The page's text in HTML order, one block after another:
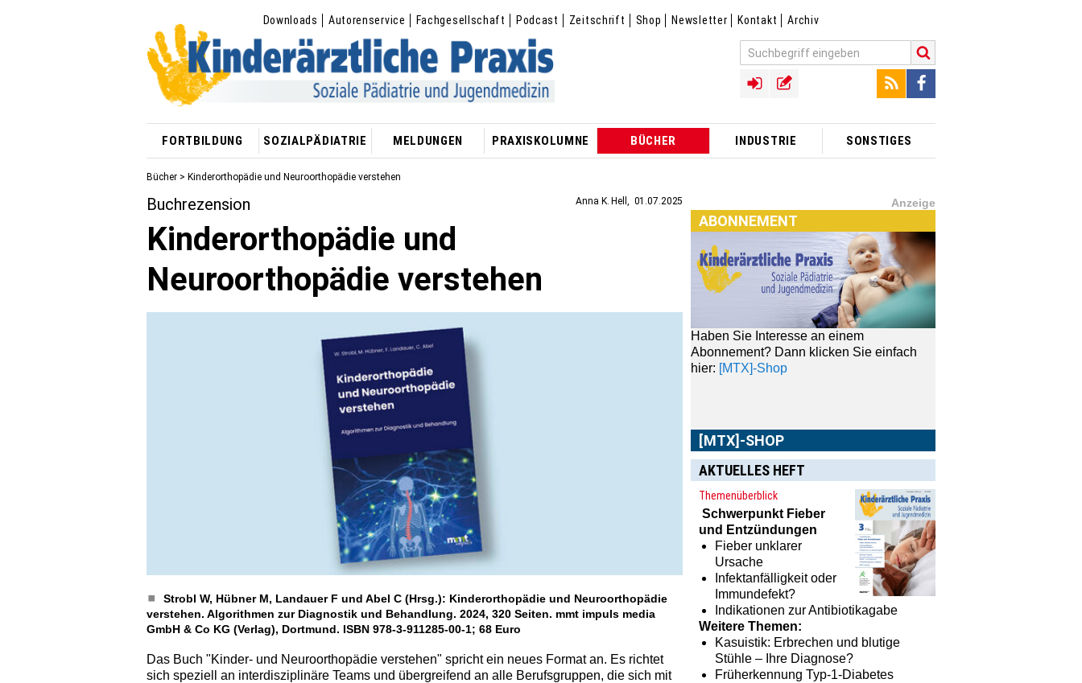
Downloads Autorenservice Fachgesellschaft Podcast Zeitschrift Shop Newsletter Kontakt Archiv
FORTBILDUNG SOZIALPÄDIATRIE MELDUNGEN PRAXISKOLUMNE BÜCHER INDUSTRIE SONSTIGES
Bücher > Kinderorthopädie und Neuroorthopädie verstehen
Anna K. Hell 01.07.2025
Buchrezension
Kinderorthopädie und
Neuroorthopädie verstehen
Strobl W, Hübner M, Landauer F und Abel C (Hrsg.): Kinderorthopädie und Neuro­orthopädie
verstehen. Algorithmen zur Diagnostik und Behandlung. 2024, 320 Seiten. mmt impuls media
GmbH & Co KG (Verlag), Dortmund. ISBN 978-3-911285-00-1; 68 Euro
Das Buch "Kinder- und Neuroorthopädie verstehen" spricht ein neues Format an. Es richtet
sich speziell an interdisziplinäre Teams und übergreifend an alle Berufsgruppen, die sich mit
Anzeige
ABONNEMENT
Haben Sie Interesse an einem
Abonnement? Dann klicken Sie einfach
hier: [MTX]-Shop
[MTX]-SHOP
AKTUELLES HEFT
Themenüberblick
Schwerpunkt Fieber
und Entzündungen
Fieber unklarer
Ursache
Infektanfälligkeit oder
Immundefekt?
Indikationen zur Antibiotikagabe
Weitere Themen:
Kasuistik: Erbrechen und blutige
Stühle – Ihre Diagnose?
Früherkennung Typ-1-Diabetes